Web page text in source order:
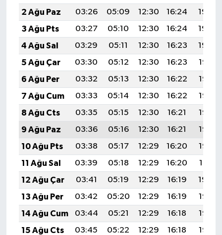
2 Ağu Paz
03:26 05:09 12:30 16:24
19:42
3 Ağu Pts
03:27 05:10 12:30 16:24
19:40
4 Ağu Sal
03:29 05:11 12:30 16:23
19:39
5 Ağu Çar
03:30 05:12 12:30 16:23
19:38
6 Ağu Per
03:32 05:13 12:30 16:22
19:37
7 Ağu Cum
03:33 05:14 12:30 16:22
19:36
8 Ağu Cts
03:35 05:15 12:30 16:21
19:35
9 Ağu Paz
03:36 05:16 12:30 16:21
19:33
10 Ağu Pts
03:38 05:17 12:29 16:20
19:32
11 Ağu Sal
03:39 05:18 12:29 16:20
19:31
12 Ağu Çar
03:41 05:19 12:29 16:19
19:29
13 Ağu Per
03:42 05:20 12:29 16:19
19:28
14 Ağu Cum
03:44 05:21 12:29 16:18
19:27
15 Ağu Cts
03:45 05:22 12:29 16:18
19:25